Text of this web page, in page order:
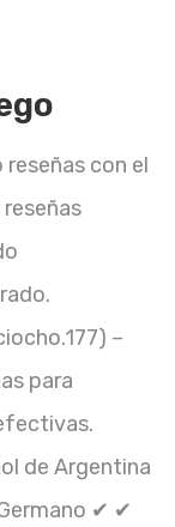
con el
–
para
de Argentina
✔ ✔